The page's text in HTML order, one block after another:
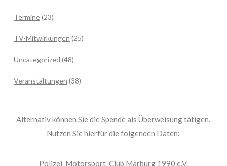
Termine(23)
TV-Mitwirkungen (25)
Uncategorized (48)
Veranstaltungen (38)
Alternativ können Sie die Spende als Überweisung tätigen.
Nutzen Sie hierfür die folgenden Daten:
Polizei-Motorsport-Club Marburg 1990 e.V.